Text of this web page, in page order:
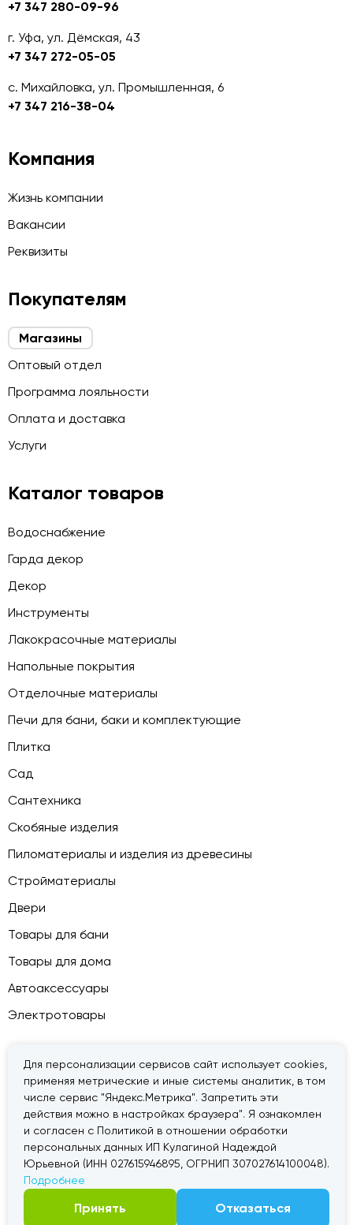
Для персонализации сервисов сайт использует cookies,
применяя метрические и иные системы аналитик, в том
числе сервис "Яндекс.Метрика". Запретить эти
действия можно в настройках браузера". Я ознакомлен
и согласен с Политикой в отношении обработки
персональных данных ИП Кулагиной Надеждой
Юрьевной (ИНН 027615946895, ОГРНИП 307027614100048).
Подробнее
Принять Отказаться
+7 347 280-09-96
г. Уфа, ул. Дёмская, 43
+7 347 272-05-05
с. Михайловка, ул. Промышленная, 6
+7 347 216-38-04
Компания
Жизнь компании
Вакансии
Реквизиты
Покупателям
Магазины
Оптовый отдел
Программа лояльности
Оплата и доставка
Услуги
Каталог товаров
Водоснабжение
Гарда декор
Декор
Инструменты
Лакокрасочные материалы
Напольные покрытия
Отделочные материалы
Печи для бани, баки и комплектующие
Плитка
Сад
Сантехника
Скобяные изделия
Пиломатериалы и изделия из древесины
Стройматериалы
Двери
Товары для бани
Товары для дома
Автоаксессуары
Электротовары
© 2026 — «Дачник».Правовая информация